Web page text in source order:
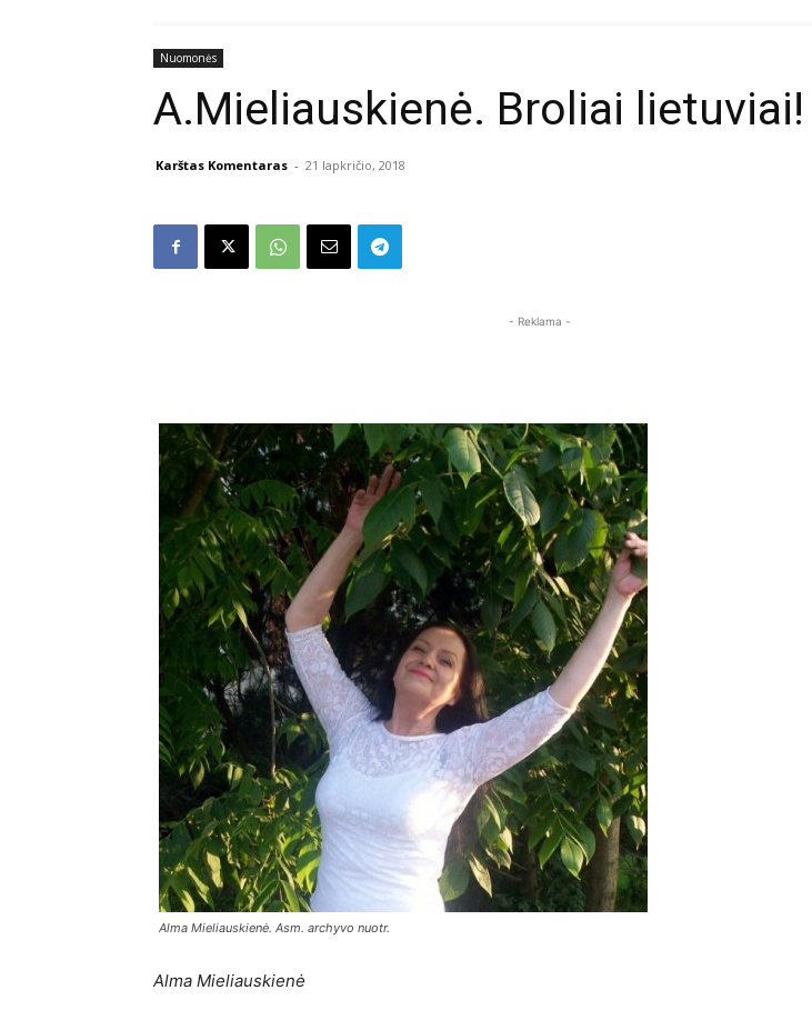
Nuomonės
A.Mieliauskienė. Broliai lietuviai!
Karštas Komentaras - 21 lapkričio, 2018
- Reklama -
Alma Mieliauskienė. Asm. archyvo nuotr.
Alma Mieliauskienė